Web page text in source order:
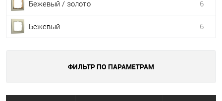
Бежевый / золото 6
Бежевый 6
ФИЛЬТР ПО ПАРАМЕТРАМ